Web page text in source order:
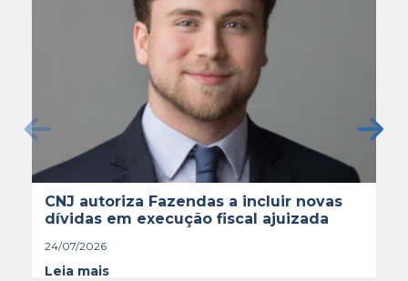
CNJ autoriza Fazendas a incluir novas
dívidas em execução fiscal ajuizada
24/07/2026
Leia mais